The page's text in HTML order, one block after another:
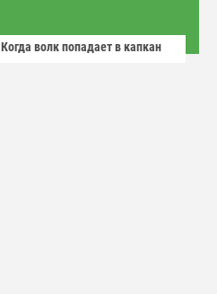
Когда волк попадает в капкан